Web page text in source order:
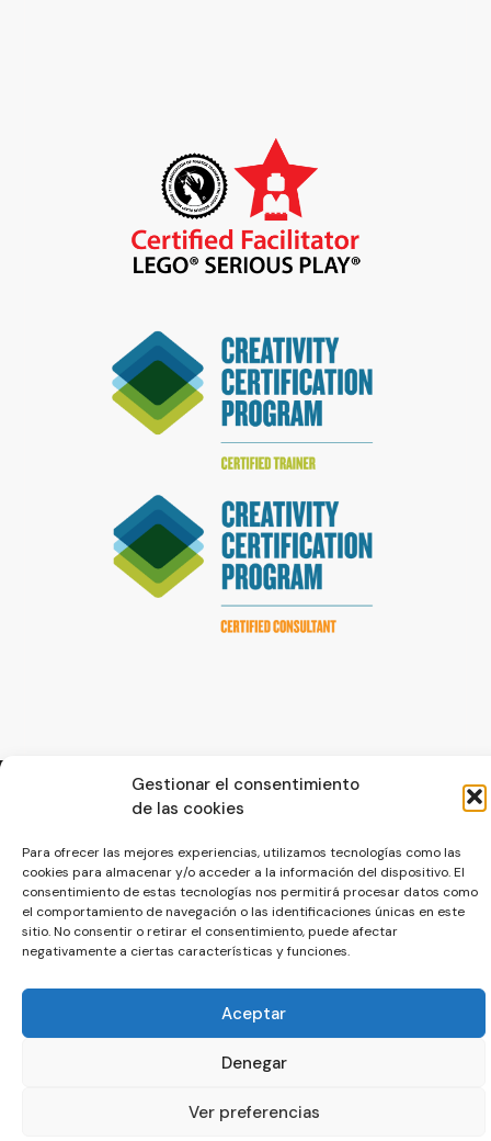
Gestionar el consentimiento
de las cookies
Para ofrecer las mejores experiencias, utilizamos tecnologías como las
cookies para almacenar y/o acceder a la información del dispositivo. El
consentimiento de estas tecnologías nos permitirá procesar datos como
el comportamiento de navegación o las identificaciones únicas en este
sitio. No consentir o retirar el consentimiento, puede afectar
negativamente a ciertas características y funciones.
Aceptar
Denegar
Ver preferencias
© La Servilleta - El Blog de Paco Prieto